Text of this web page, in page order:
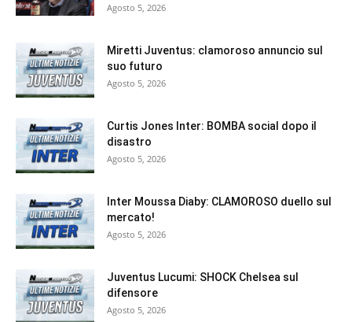
Agosto 5, 2026
Miretti Juventus: clamoroso annuncio sul
suo futuro
Agosto 5, 2026
Curtis Jones Inter: BOMBA social dopo il
disastro
Agosto 5, 2026
Inter Moussa Diaby: CLAMOROSO duello sul
mercato!
Agosto 5, 2026
Juventus Lucumi: SHOCK Chelsea sul
difensore
Agosto 5, 2026